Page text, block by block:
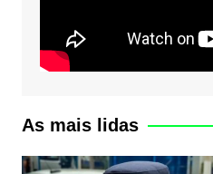
As mais lidas